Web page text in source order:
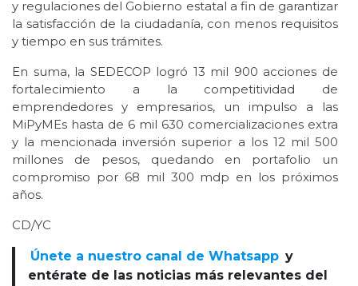
y regulaciones del Gobierno estatal a fin de garantizar
la satisfacción de la ciudadanía, con menos requisitos
y tiempo en sus trámites.
En suma, la SEDECOP logró 13 mil 900 acciones de
fortalecimiento a la competitividad de
emprendedores y empresarios, un impulso a las
MiPyMEs hasta de 6 mil 630 comercializaciones extra
y la mencionada inversión superior a los 12 mil 500
millones de pesos, quedando en portafolio un
compromiso por 68 mil 300 mdp en los próximos
años.
CD/YC
Únete a nuestro canal de Whatsapp y
entérate de las noticias más relevantes del